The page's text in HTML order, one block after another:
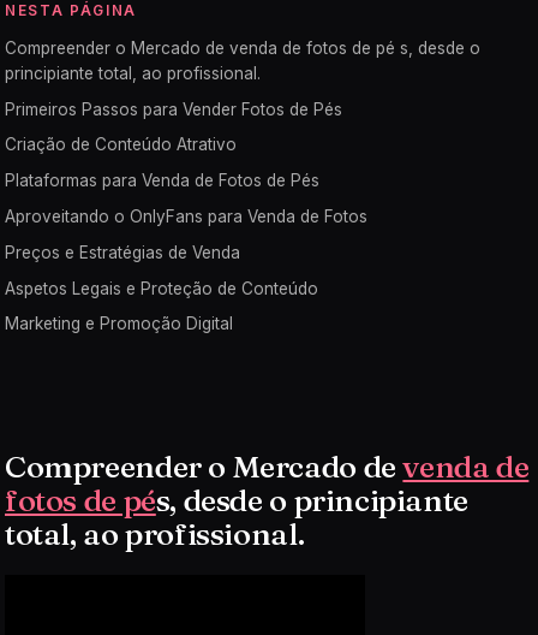
NESTA PÁGINA
Compreender o Mercado de venda de fotos de pé s, desde o
principiante total, ao profissional.
Primeiros Passos para Vender Fotos de Pés
Criação de Conteúdo Atrativo
Plataformas para Venda de Fotos de Pés
Aproveitando o OnlyFans para Venda de Fotos
Preços e Estratégias de Venda
Aspetos Legais e Proteção de Conteúdo
Marketing e Promoção Digital
Compreender o Mercado devenda de
fotos de pés, desde o principiante
total, ao profissional.